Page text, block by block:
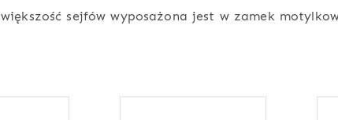
sejfów wyposażona jest w zamek